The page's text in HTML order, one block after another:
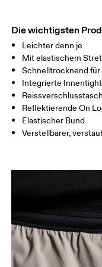
Horizontal verschieben,
Schrittlänge
So misst du richtig
Die wichtigsten
Leichter denn je
Mit elastischem
Schnelltrocknend für
Integrierte
Reflektierende On
Elastischer Bund
Verstellbarer,